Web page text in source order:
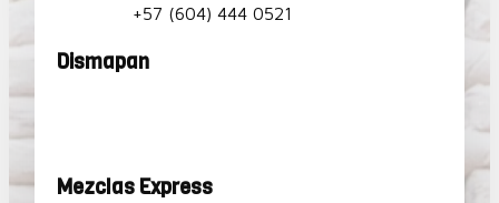
+57 (604) 444 0521
Dismapan
Mezclas Express